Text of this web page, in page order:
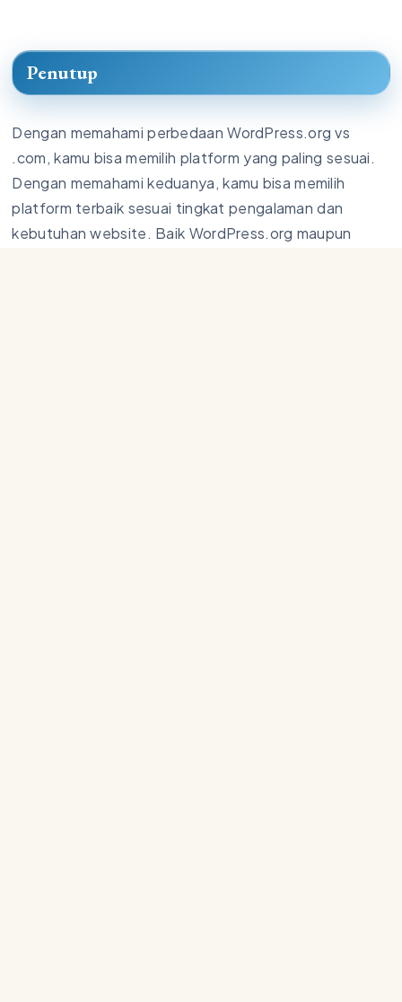
Penutup
Dengan memahami perbedaan WordPress.org vs
.com, kamu bisa memilih platform yang paling sesuai.
Dengan memahami keduanya, kamu bisa memilih
platform terbaik sesuai tingkat pengalaman dan
kebutuhan website. Baik WordPress.org maupun